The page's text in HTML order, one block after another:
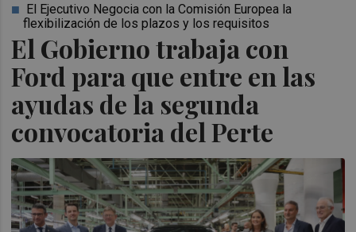
El Gobierno trabaja con
Ford para que entre en las
ayudas de la segunda
convocatoria del Perte
El Ejecutivo Negocia con la Comisión Europea la
flexibilización de los plazos y los requisitos